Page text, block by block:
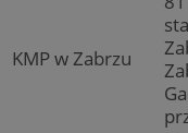
KMP w Zabrzu